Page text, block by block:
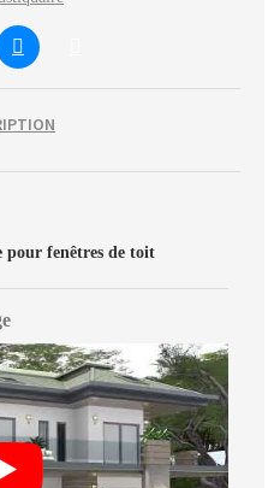
pour fenêtres de toit